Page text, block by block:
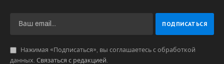
производственных и торговых компаний
будут говорить о том, куда движется мировая
её будущее.